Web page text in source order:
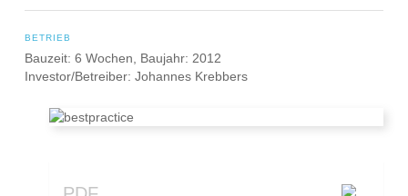
BETRIEB
Bauzeit: 6 Wochen, Baujahr: 2012
Investor/Betreiber: Johannes Krebbers